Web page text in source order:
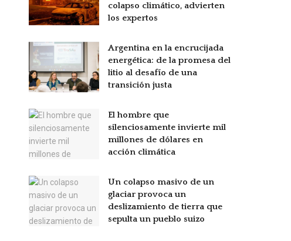
colapso climático, advierten
los expertos
Argentina en la encrucijada
energética: de la promesa del
litio al desafío de una
transición justa
El hombre que
silenciosamente invierte mil
millones de dólares en
acción climática
Un colapso masivo de un
glaciar provoca un
deslizamiento de tierra que
sepulta un pueblo suizo